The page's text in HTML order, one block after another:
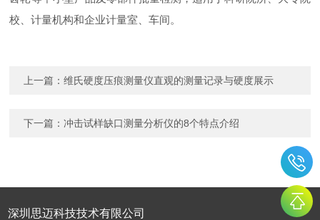
校、计量机构和企业计量室、车间。
上一篇：维氏硬度压痕测量仪直观的测量记录与硬度展示
下一篇：冲击试样缺口测量分析仪的8个特点介绍
深圳思迈科技技术有限公司